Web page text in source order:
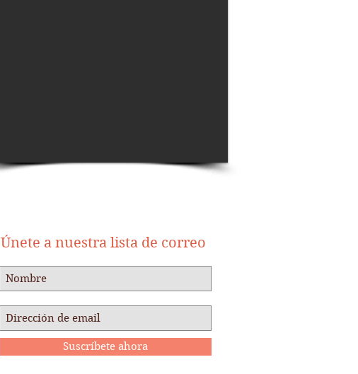
Únete a nuestra lista de correo
Suscríbete ahora